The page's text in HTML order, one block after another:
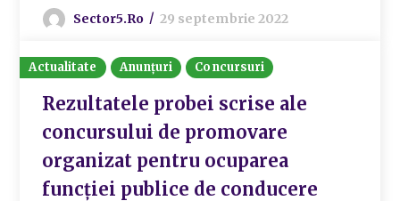
Sector5.ro 29 septembrie 2022
Actualitate Anunțuri Concursuri
Rezultatele probei scrise ale
concursului de promovare
organizat pentru ocuparea
funcției publice de conducere